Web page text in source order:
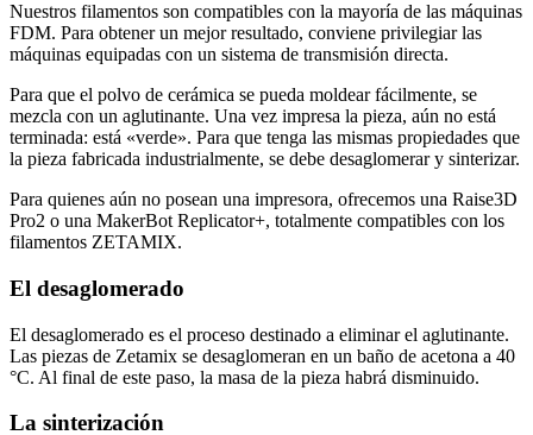
Nuestros filamentos son compatibles con la mayoría de las máquinas
FDM. Para obtener un mejor resultado, conviene privilegiar las
máquinas equipadas con un sistema de transmisión directa.
Para que el polvo de cerámica se pueda moldear fácilmente, se
mezcla con un aglutinante. Una vez impresa la pieza, aún no está
terminada: está «verde». Para que tenga las mismas propiedades que
la pieza fabricada industrialmente, se debe desaglomerar y sinterizar.
Para quienes aún no posean una impresora, ofrecemos una Raise3D
Pro2 o una MakerBot Replicator+, totalmente compatibles con los
filamentos ZETAMIX.
El desaglomerado
El desaglomerado es el proceso destinado a eliminar el aglutinante.
Las piezas de Zetamix se desaglomeran en un baño de acetona a 40
°C. Al final de este paso, la masa de la pieza habrá disminuido.
La sinterización